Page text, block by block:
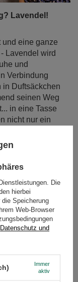
Lavendel!
und eine ganze
Lavendel wird
und
Verbindung
in Duftsäckchen
seinen Weg
in eine Tasse
nicht nur ein
und den
sind die
Lavendel-Mate-
Die
hierbei
Speicherung
Web-Browser
Datenschutz und
Immer
aktiv